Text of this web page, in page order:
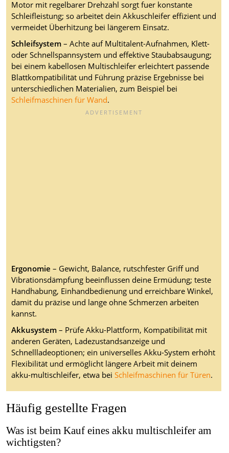
Motor mit regelbarer Drehzahl sorgt fuer konstante
Schleifleistung; so arbeitet dein Akkuschleifer effizient und
vermeidet Überhitzung bei längerem Einsatz.
Schleifsystem– Achte auf Multitalent-Aufnahmen, Klett-
oder Schnellspannsystem und effektive Staubabsaugung;
bei einem kabellosen Multischleifer erleichtert passende
Blattkompatibilität und Führung präzise Ergebnisse bei
unterschiedlichen Materialien, zum Beispiel bei
Schleifmaschinen für Wand.
Ergonomie – Gewicht, Balance, rutschfester Griff und
Vibrationsdämpfung beeinflussen deine Ermüdung; teste
Handhabung, Einhandbedienung und erreichbare Winkel,
damit du präzise und lange ohne Schmerzen arbeiten
kannst.
Akkusystem– Prüfe Akku-Plattform, Kompatibilität mit
anderen Geräten, Ladezustandsanzeige und
Schnellladeoptionen; ein universelles Akku-System erhöht
Flexibilität und ermöglicht längere Arbeit mit deinem
akku-multischleifer, etwa bei Schleifmaschinen für Türen.
Häufig gestellte Fragen
Was ist beim Kauf eines akku multischleifer am
wichtigsten?